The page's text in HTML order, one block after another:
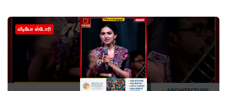
வீடியோ ஸ்டோரி